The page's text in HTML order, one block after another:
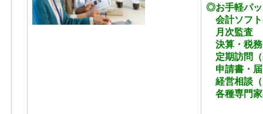
◎お手軽パッ
会計ソフト
月次監査
決算・税務
定期訪問（
申請書・届
経営相談（
各種専門家